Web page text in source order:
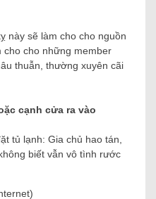
này sẽ làm cho cho nguồn
cho cho những member
thuẫn, thường xuyên cãi
cạnh cửa ra vào